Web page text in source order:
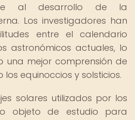
al desarrollo de la
Los investigadores han
entre el calendario
astronómicos actuales, lo
una mejor comprensión de
equinoccios y solsticios.
solares utilizados por los
objeto de estudio para